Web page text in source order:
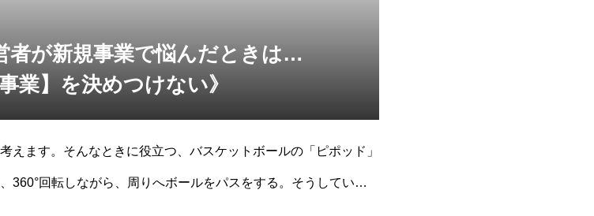
者が新規事業で悩んだときは…
業】を決めつけない》
えます。そんなときに役立つ、バスケットボールの「ピポッド」
360°回転しながら、周りへボールをパスをする。そうしていく